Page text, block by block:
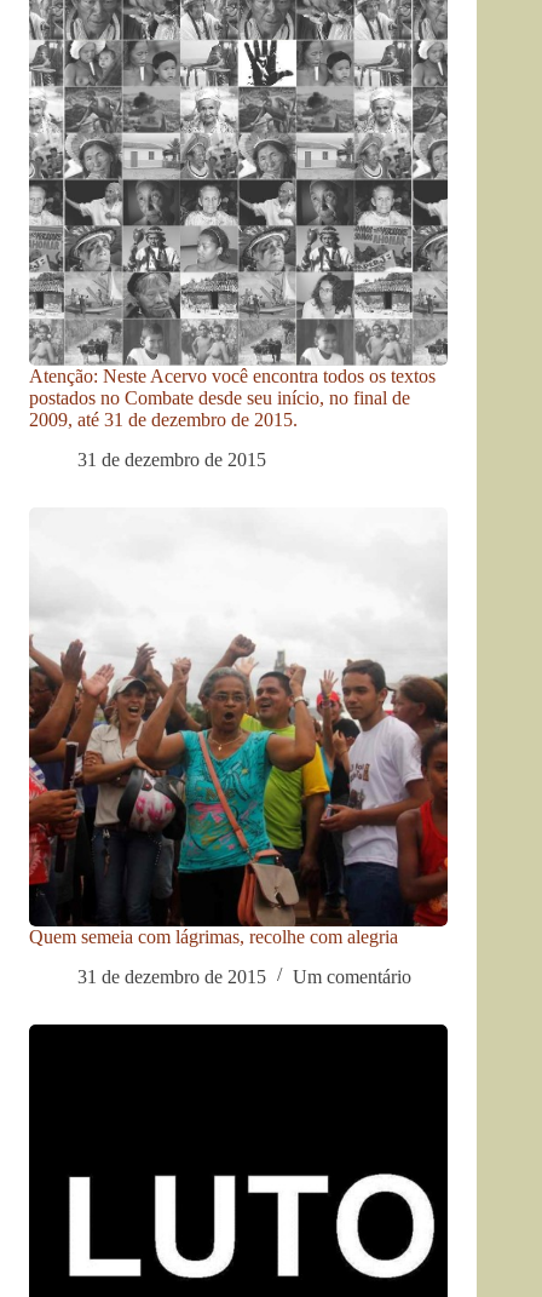
Atenção: Neste Acervo você encontra todos os textos
postados no Combate desde seu início, no final de
2009, até 31 de dezembro de 2015.
31 de dezembro de 2015
Quem semeia com lágrimas, recolhe com alegria
31 de dezembro de 2015
Um comentário